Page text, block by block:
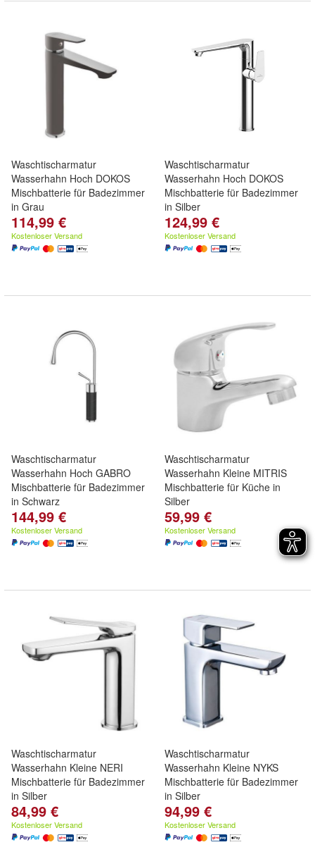
Waschtischarmatur
Wasserhahn Hoch DOKOS
Mischbatterie für Badezimmer
in Grau
114,99 €
Kostenloser Versand
Waschtischarmatur
Wasserhahn Hoch DOKOS
Mischbatterie für Badezimmer
in Silber
124,99 €
Kostenloser Versand
Waschtischarmatur
Wasserhahn Hoch GABRO
Mischbatterie für Badezimmer
in Schwarz
144,99 €
Kostenloser Versand
Waschtischarmatur
Wasserhahn Kleine MITRIS
Mischbatterie für Küche in
Silber
59,99 €
Kostenloser Versand
Waschtischarmatur
Wasserhahn Kleine NERI
Mischbatterie für Badezimmer
in Silber
84,99 €
Kostenloser Versand
Waschtischarmatur
Wasserhahn Kleine NYKS
Mischbatterie für Badezimmer
in Silber
94,99 €
Kostenloser Versand